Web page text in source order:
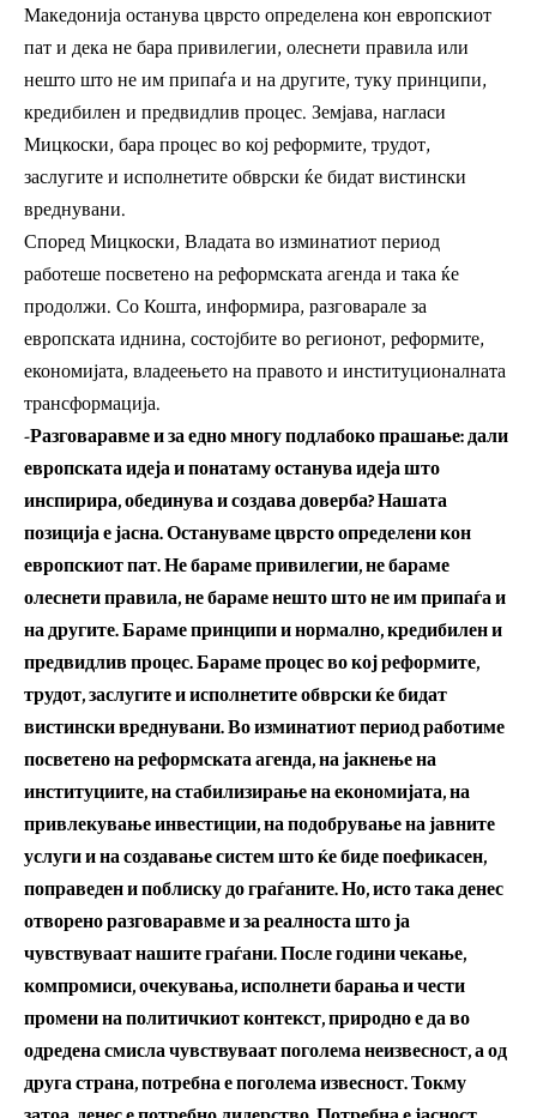
Македонија останува цврсто определена кон европскиот
пат и дека не бара привилегии, олеснети правила или
нешто што не им припаѓа и на другите, туку принципи,
кредибилен и предвидлив процес. Земјава, нагласи
Мицкоски, бара процес во кој реформите, трудот,
заслугите и исполнетите обврски ќе бидат вистински
вреднувани.
Според Мицкоски, Владата во изминатиот период
работеше посветено на реформската агенда и така ќе
продолжи. Со Кошта, информира, разговарале за
европската иднина, состојбите во регионот, реформите,
економијата, владеењето на правото и институционалната
трансформација.
-Разговаравме и за едно многу подлабоко прашање: дали
европската идеја и понатаму останува идеја што
инспирира, обединува и создава доверба? Нашата
позиција е јасна. Остануваме цврсто определени кон
европскиот пат. Не бараме привилегии, не бараме
олеснети правила, не бараме нешто што не им припаѓа и
на другите. Бараме принципи и нормално, кредибилен и
предвидлив процес. Бараме процес во кој реформите,
трудот, заслугите и исполнетите обврски ќе бидат
вистински вреднувани. Во изминатиот период работиме
посветено на реформската агенда, на јакнење на
институциите, на стабилизирање на економијата, на
привлекување инвестиции, на подобрување на јавните
услуги и на создавање систем што ќе биде поефикасен,
поправеден и поблиску до граѓаните. Но, исто така денес
отворено разговаравме и за реалноста што ја
чувствуваат нашите граѓани. После години чекање,
компромиси, очекувања, исполнети барања и чести
промени на политичкиот контекст, природно е да во
одредена смисла чувствуваат поголема неизвесност, а од
друга страна, потребна е поголема извесност. Токму